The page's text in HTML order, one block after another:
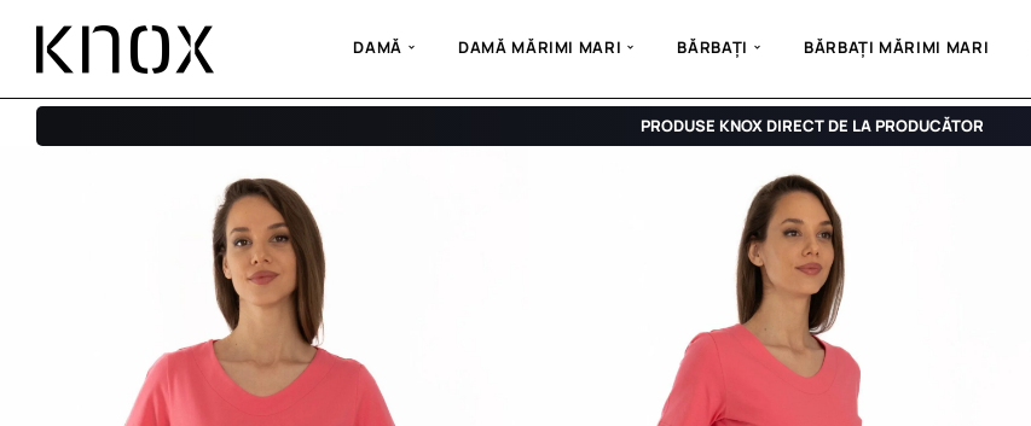
DAMĂ DAMĂ MĂRIMI MARI BĂRBAȚI BĂRBAȚI MĂRIMI MARI
PRODUSE KNOX DIRECT DE LA PRODUCĂTOR